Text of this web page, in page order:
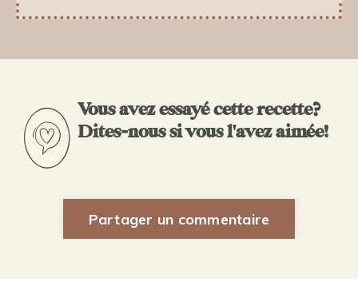
Vous avez essayé cette recette?
Dites-nous si vous l'avez aimée!
Partager un commentaire